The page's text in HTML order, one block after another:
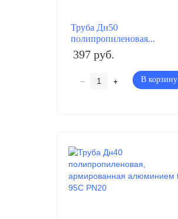
Труба Дн50
полипропиленовая...
397 руб.
– + В корзину